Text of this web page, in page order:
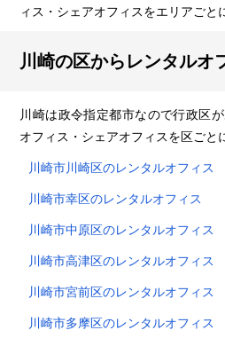
ィス・シェアオフィスをエリアごと
川崎の区からレンタルオ
川崎は政令指定都市なので行政区
オフィス・シェアオフィスを区ごと
川崎市川崎区のレンタルオフィス
川崎市幸区のレンタルオフィス
川崎市中原区のレンタルオフィス
川崎市高津区のレンタルオフィス
川崎市宮前区のレンタルオフィス
川崎市多摩区のレンタルオフィス